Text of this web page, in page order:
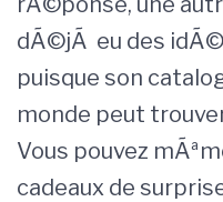
dÃ©jÃ eu des
puisque son
monde peut
Vous pouvez
cadeaux de